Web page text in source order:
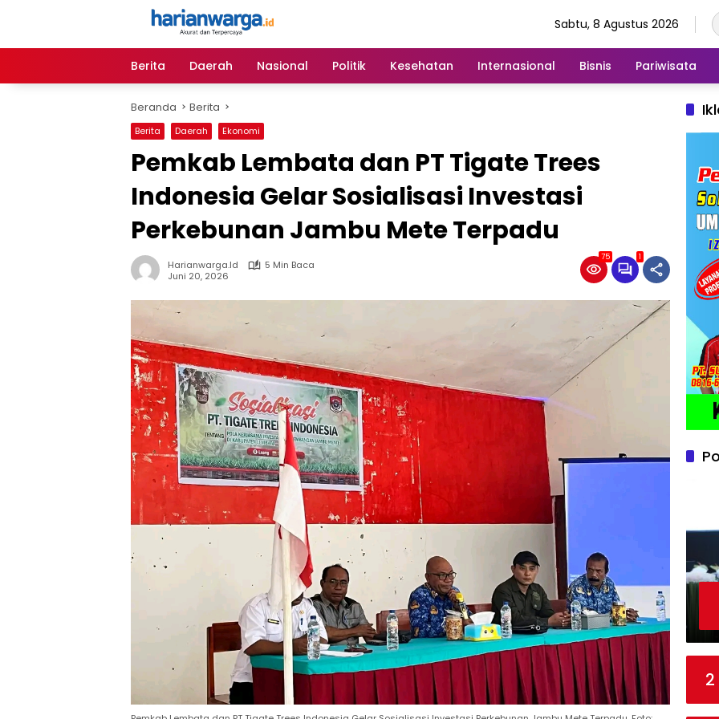
Sabtu, 8 Agustus 2026
Berita Daerah Nasional Politik Kesehatan Internasional Bisnis Pariwisata
Beranda Berita
Berita Daerah Ekonomi
Pemkab Lembata dan PT Tigate Trees
Indonesia Gelar Sosialisasi Investasi
Perkebunan Jambu Mete Terpadu
Harianwarga.id
5 Min Baca
Juni 20, 2026
75 1
2